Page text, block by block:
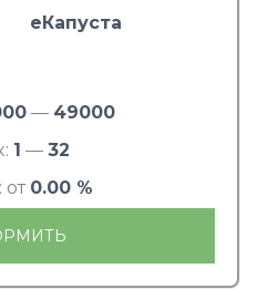
еКапуста
— 49000
1 — 32
от 0.00 %